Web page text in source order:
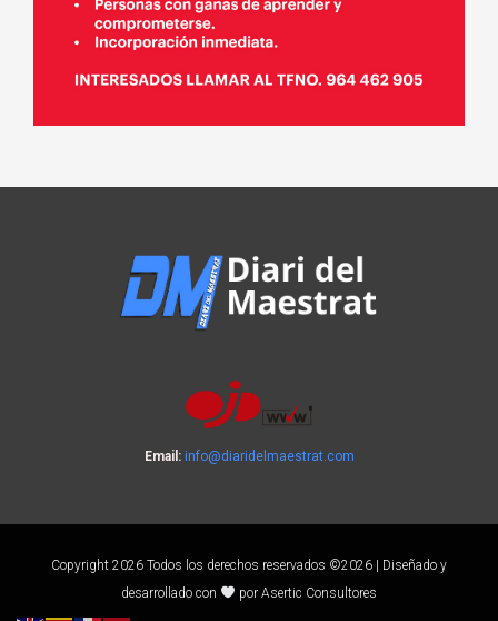
Email: info@diaridelmaestrat.com
Copyright 2026 Todos los derechos reservados ©2026 | Diseñado y
desarrollado con
por Asertic Consultores